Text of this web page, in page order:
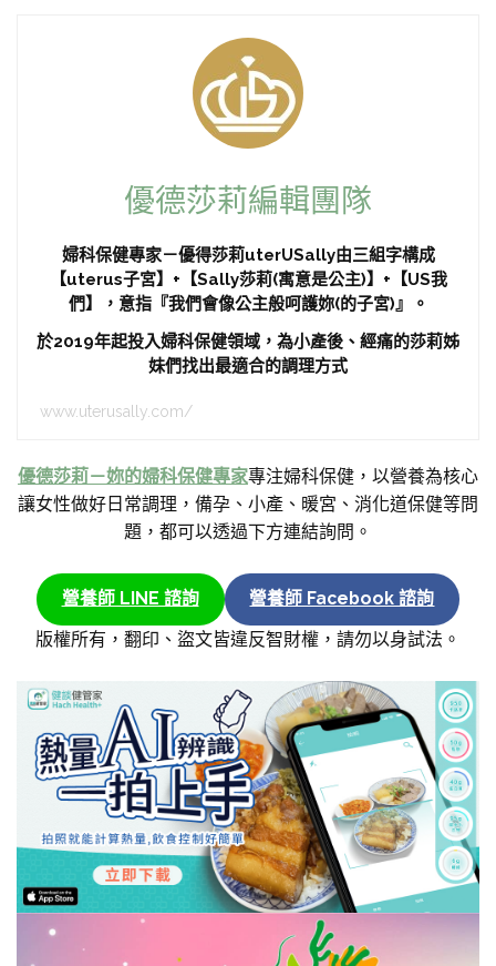
優德莎莉編輯團隊
婦科保健專家－優得莎莉uterUSally由三組字構成
【uterus子宮】+【Sally莎莉(寓意是公主)】+【US我
們】，意指『我們會像公主般呵護妳(的子宮)』。
於2019年起投入婦科保健領域，為小產後、經痛的莎莉姊
妹們找出最適合的調理方式
www.uterusally.com/
優德莎莉－妳的婦科保健專家專注婦科保健，以營養為核心
讓女性做好日常調理，備孕、小產、暖宮、消化道保健等問
題，都可以透過下方連結詢問。
營養師 LINE 諮詢
營養師 Facebook 諮詢
版權所有，翻印、盜文皆違反智財權，請勿以身試法。